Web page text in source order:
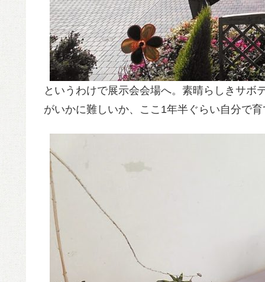
というわけで展示会会場へ。素晴らしきサボ
がいかに難しいか、ここ1年半ぐらい自分で